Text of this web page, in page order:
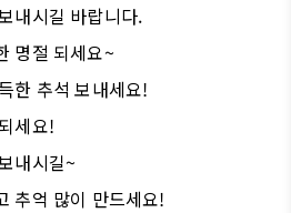
내시길 바랍니다.
명절 되세요~
한 추석 보내세요!
세요!
내시길~
추억 많이 만드세요!